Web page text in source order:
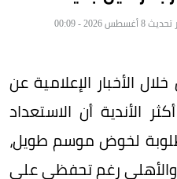
الأخبار الإعلامية عن
الأندية أن الاستعداد
لخوض موسم طويل،
رغم تحفظي على